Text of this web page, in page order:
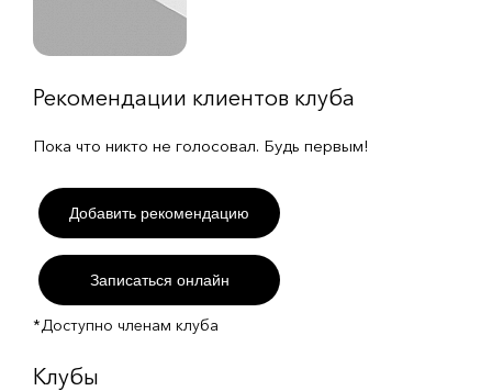
Рекомендации клиентов клуба
Пока что никто не голосовал. Будь первым!
Добавить рекомендацию
Записаться онлайн
*Доступно членам клуба
Клубы